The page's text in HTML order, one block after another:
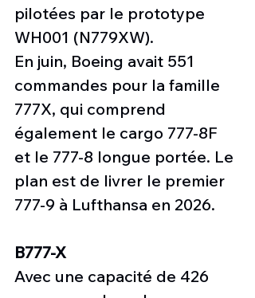
pilotées par le prototype
WH001 (N779XW).
En juin, Boeing avait 551
commandes pour la famille
777X, qui comprend
également le cargo 777-8F
et le 777-8 longue portée. Le
plan est de livrer le premier
777-9 à Lufthansa en 2026.
B777-X
Avec une capacité de 426